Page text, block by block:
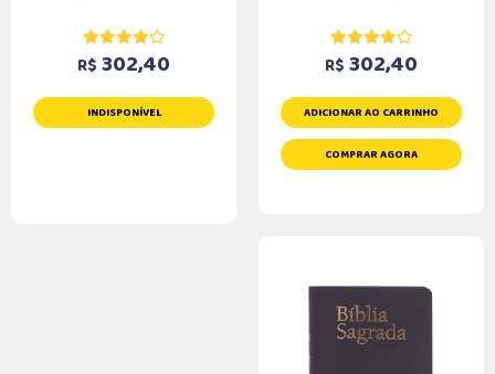
R$ 302,40
INDISPONÍVEL
R$ 302,40
ADICIONAR AO CARRINHO
COMPRAR AGORA